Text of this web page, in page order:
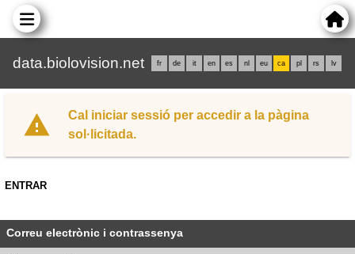
data.biolovision.net fr de it en es nl eu ca pl rs lv
Cal iniciar sessió per accedir a la pàgina
sol·licitada.
ENTRAR
Correu electrònic i contrassenya